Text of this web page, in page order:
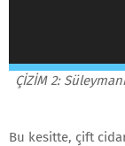
ÇİZİM 2:
Bu kesitte, çift